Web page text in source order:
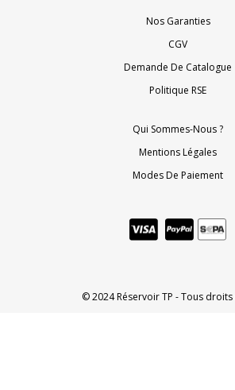
Nos Garanties
CGV
Demande De Catalogue
Politique RSE
Qui Sommes-Nous ?
Mentions Légales
Modes De Paiement
© 2024 Réservoir TP - Tous